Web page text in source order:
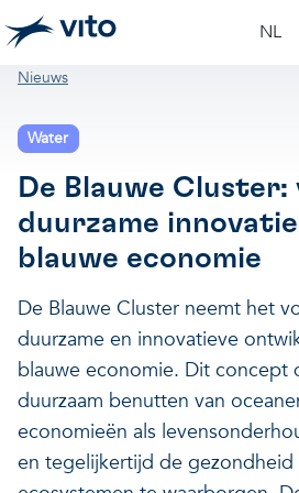
Skip to main content
Breadcrumb
Nieuws
Water
De Blauwe
duurzame
blauwe economie
De Blauwe Cluster neemt het
duurzame en innovatieve
blauwe economie. Dit concept
duurzaam benutten van
economieën als
en tegelijkertijd de gezondheid